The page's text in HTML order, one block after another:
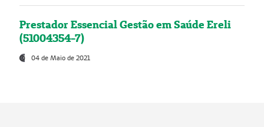
Prestador Essencial Gestão em Saúde Ereli
(51004354-7)
04 de Maio de 2021